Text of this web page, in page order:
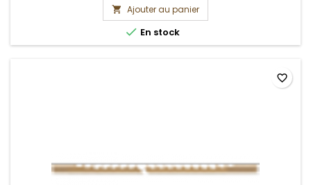
 Ajouter au panier
 En stock
favorite_border